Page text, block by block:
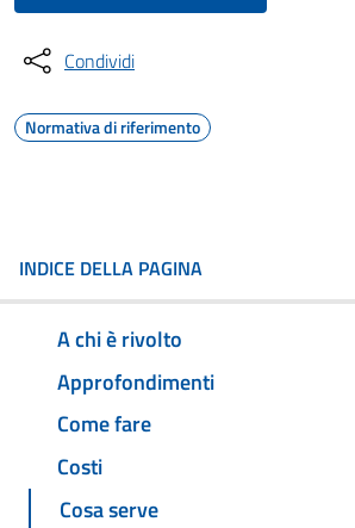
Condividi
Normativa di riferimento
INDICE DELLA PAGINA
A chi è rivolto
Approfondimenti
Come fare
Costi
Cosa serve